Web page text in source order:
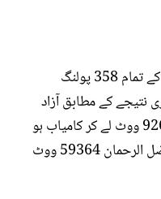
حلقہ این اے 44 ڈیرہ اسماعیل خان کے تمام 358 پولنگ
نتیجے کے مطابق آزاد
امیدوار علی امین خان گنڈا پور 92612 ووٹ لے کر کامیاب ہو
گئے جبکہ جے یو آئی ف کے مولانا فضل الرحمان 59364 ووٹ